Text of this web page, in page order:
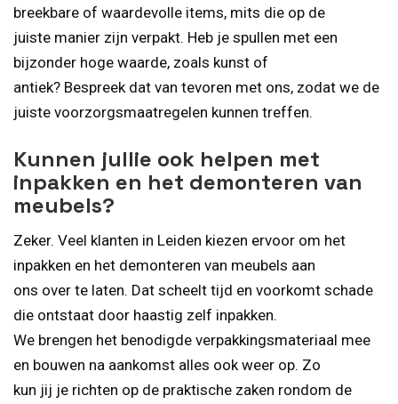
breekbare of waardevolle items, mits die op de
juiste manier zijn verpakt. Heb je spullen met een
bijzonder hoge waarde, zoals kunst of
antiek? Bespreek dat van tevoren met ons, zodat we de
juiste voorzorgsmaatregelen kunnen treffen.
Kunnen jullie ook helpen met
inpakken en het demonteren van
meubels?
Zeker. Veel klanten in Leiden kiezen ervoor om het
inpakken en het demonteren van meubels aan
ons over te laten. Dat scheelt tijd en voorkomt schade
die ontstaat door haastig zelf inpakken.
We brengen het benodigde verpakkingsmateriaal mee
en bouwen na aankomst alles ook weer op. Zo
kun jij je richten op de praktische zaken rondom de